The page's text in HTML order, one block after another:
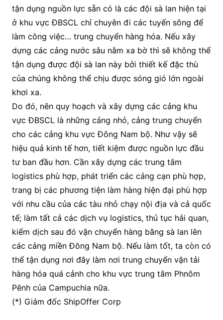
tận dụng nguồn lực sẵn có là các đội sà lan hiện tại
ở khu vực ĐBSCL chỉ chuyên đi các tuyến sông để
làm công việc… trung chuyển hàng hóa. Nếu xây
dựng các cảng nước sâu nằm xa bờ thì sẽ không thể
tận dụng được đội sà lan này bởi thiết kế đặc thù
của chúng không thể chịu được sóng gió lớn ngoài
khơi xa.
Do đó, nên quy hoạch và xây dựng các cảng khu
vực ĐBSCL là những cảng nhỏ, cảng trung chuyển
cho các cảng khu vực Đông Nam bộ. Như vậy sẽ
hiệu quả kinh tế hơn, tiết kiệm được nguồn lực đầu
tư ban đầu hơn. Cần xây dựng các trung tâm
logistics phù hợp, phát triển các cảng cạn phù hợp,
trang bị các phương tiện làm hàng hiện đại phù hợp
với nhu cầu của các tàu nhỏ chạy nội địa và cả quốc
tế; làm tất cả các dịch vụ logistics, thủ tục hải quan,
kiểm dịch sau đó vận chuyển hàng bằng sà lan lên
các cảng miền Đông Nam bộ. Nếu làm tốt, ta còn có
thể tận dụng nơi đây làm nơi trung chuyển vận tải
hàng hóa quá cảnh cho khu vực trung tâm Phnôm
Pênh của Campuchia nữa.
(*) Giám đốc ShipOffer Corp